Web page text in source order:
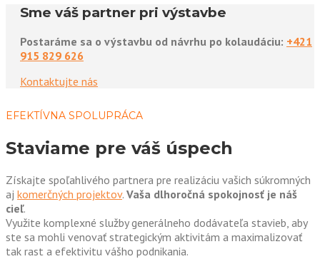
Sme váš partner pri výstavbe
Postaráme sa o výstavbu od návrhu po kolaudáciu: +421
915 829 626
Kontaktujte nás
EFEKTÍVNA SPOLUPRÁCA
Staviame pre váš úspech
Získajte spoľahlivého partnera pre realizáciu vašich súkromných
aj komerčných projektov. Vaša dlhoročná spokojnosť je náš
cieľ.
Využite komplexné služby generálneho dodávateľa stavieb, aby
ste sa mohli venovať strategickým aktivitám a maximalizovať
tak rast a efektivitu vášho podnikania.